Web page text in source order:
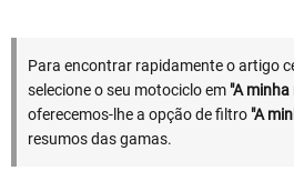
Para encontrar rapidamente o artigo
selecione o seu motociclo em "A
oferecemos-lhe a opção de filtro "A
resumos das gamas.